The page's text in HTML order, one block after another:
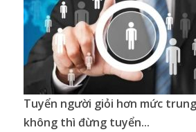
Tuyển người giỏi hơn mức
không thì đừng tuyển...